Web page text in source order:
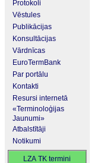
Protokoli
Vēstules
Publikācijas
Konsultācijas
Vārdnīcas
EuroTermBank
Par portālu
Kontakti
Resursi internetā
«Terminoloģijas
Jaunumi»
Atbalstītāji
Notikumi
LZA TK termini